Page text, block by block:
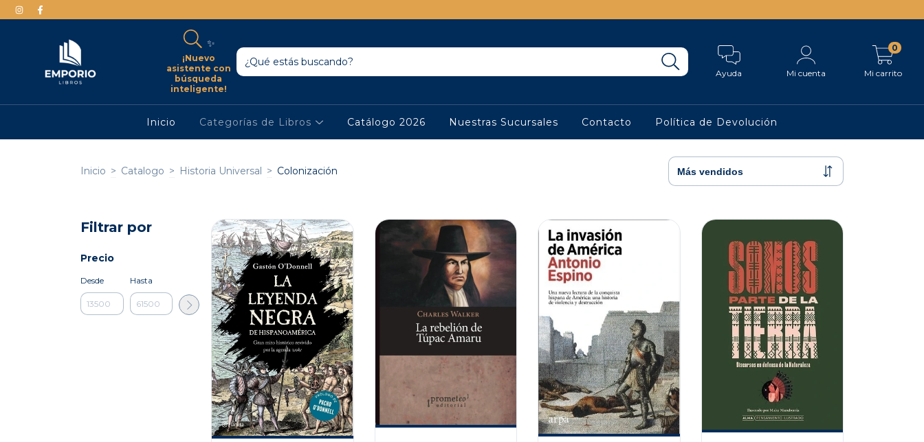
✨
¡Nuevo
asistente con
búsqueda
inteligente!
Ayuda Mi cuenta Mi carrito
0
Inicio Categorías de Libros Catálogo 2026 Nuestras Sucursales Contacto Política de Devolución
Inicio > Catalogo > Historia Universal > Colonización
Filtrar por
Precio
Desde Hasta